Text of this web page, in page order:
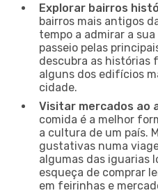
Explorar bairros
bairros mais antigos
tempo a admirar a
passeio pelas
descubra as histórias
alguns dos edifícios
cidade.
Visitar mercados ao
comida é a melhor
a cultura de um país.
gustativas numa
algumas das iguarias
esqueça de comprar
em feirinhas e